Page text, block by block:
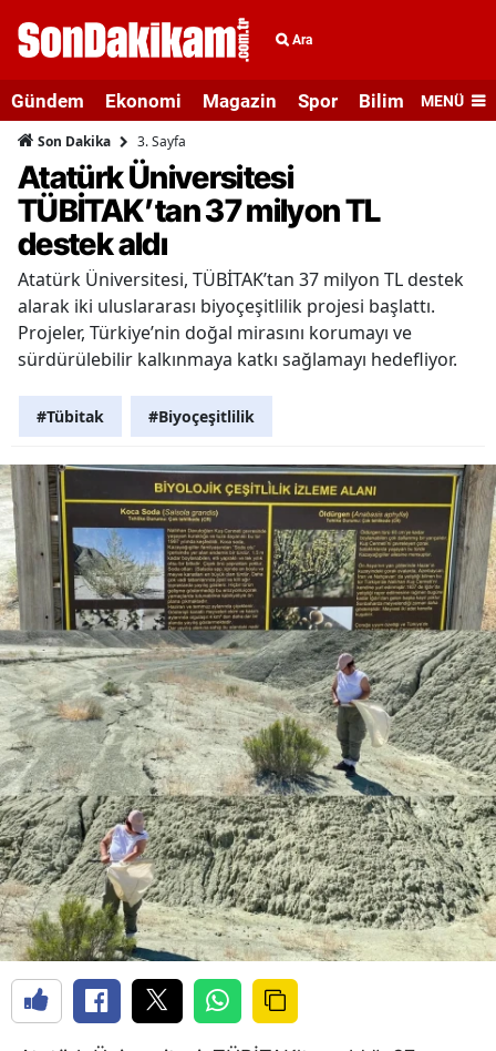
Ara
Gündem Ekonomi Magazin Spor Bilim veMENÜ
Son Dakika 3. Sayfa
Atatürk Üniversitesi
TÜBİTAK’tan 37 milyon TL
destek aldı
Atatürk Üniversitesi, TÜBİTAK’tan 37 milyon TL destek
alarak iki uluslararası biyoçeşitlilik projesi başlattı.
Projeler, Türkiye’nin doğal mirasını korumayı ve
sürdürülebilir kalkınmaya katkı sağlamayı hedefliyor.
#Tübitak #Biyoçeşitlilik